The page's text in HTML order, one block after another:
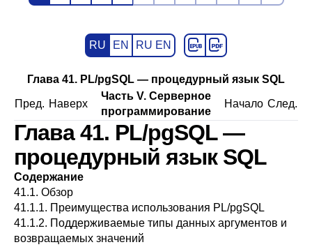
RU EN RU EN
Глава 41. PL/pgSQL — процедурный язык SQL
Пред. Наверх
Часть V. Серверное
программирование
Начало След.
Глава 41. PL/pgSQL—
процедурный язык SQL
Содержание
41.1. Обзор
41.1.1. Преимущества использования PL/pgSQL
41.1.2. Поддерживаемые типы данных аргументов и
возвращаемых значений